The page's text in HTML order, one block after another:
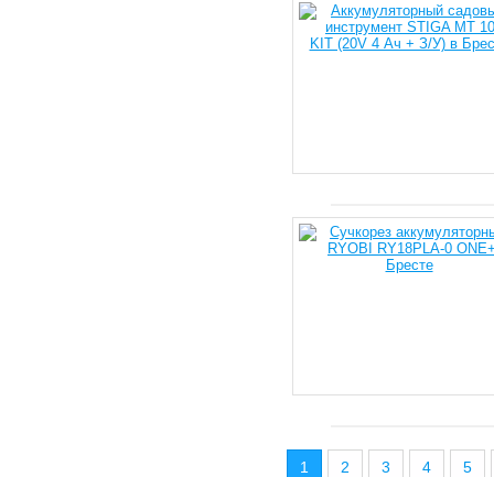
1 2 3 4 5